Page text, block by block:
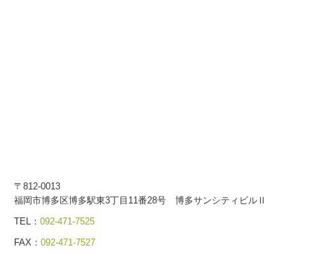
〒812-0013
福岡市博多区博多駅東3丁目11番28号 博多サンシティビルⅡ
TEL： 092-471-7525
FAX： 092-471-7527